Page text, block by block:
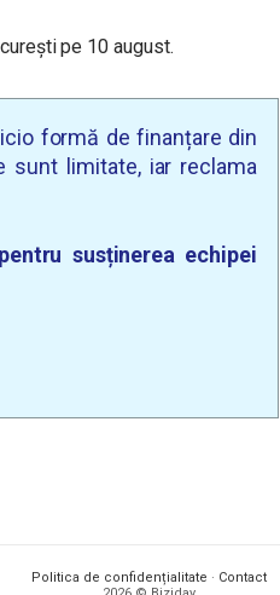
pe 10 august.
formă de finanțare din
sunt limitate, iar reclama
susținerea echipei
Politica de confidențialitate · Contact